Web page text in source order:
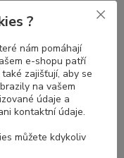
Latitude
, může to být
příčin tohoto
konfigurací zvuku,
závad reproduktorů
a vyřešit,
?
nám pomáhají
e-shopu patří
zajišťují, aby se
na vašem
údaje a
kontaktní údaje.
můžete kdykoliv